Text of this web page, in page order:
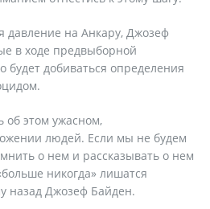
давление на Анкару, Джозеф
в ходе предвыборной
добиваться определения
этом ужасном,
людей. Если мы не будем
о нем и рассказывать о нем
никогда» лишатся
назад Джозеф Байден.